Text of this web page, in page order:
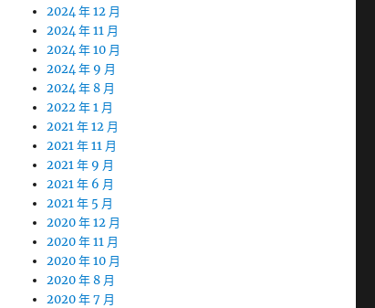
2024 年 12 月
2024 年 11 月
2024 年 10 月
2024 年 9 月
2024 年 8 月
2022 年 1 月
2021 年 12 月
2021 年 11 月
2021 年 9 月
2021 年 6 月
2021 年 5 月
2020 年 12 月
2020 年 11 月
2020 年 10 月
2020 年 8 月
2020 年 7 月